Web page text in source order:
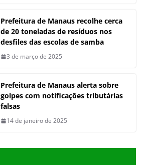
Prefeitura de Manaus recolhe cerca
de 20 toneladas de resíduos nos
desfiles das escolas de samba
3 de março de 2025
Prefeitura de Manaus alerta sobre
golpes com notificações tributárias
falsas
14 de janeiro de 2025